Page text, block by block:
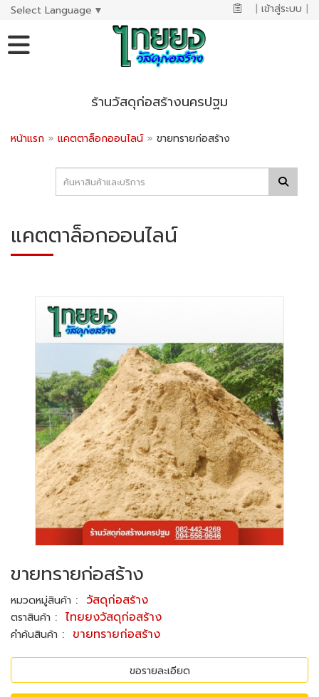
Select Language ▼ | เข้าสู่ระบบ |
ร้านวัสดุก่อสร้างนครปฐม
หน้าแรก » แคตตาล็อกออนไลน์ » ขายทรายก่อสร้าง
แคตตาล็อกออนไลน์
ขายทรายก่อสร้าง
หมวดหมู่สินค้า : วัสดุก่อสร้าง
ตราสินค้า : ไทยยงวัสดุก่อสร้าง
คำค้นสินค้า : ขายทรายก่อสร้าง
ขอรายละเอียด